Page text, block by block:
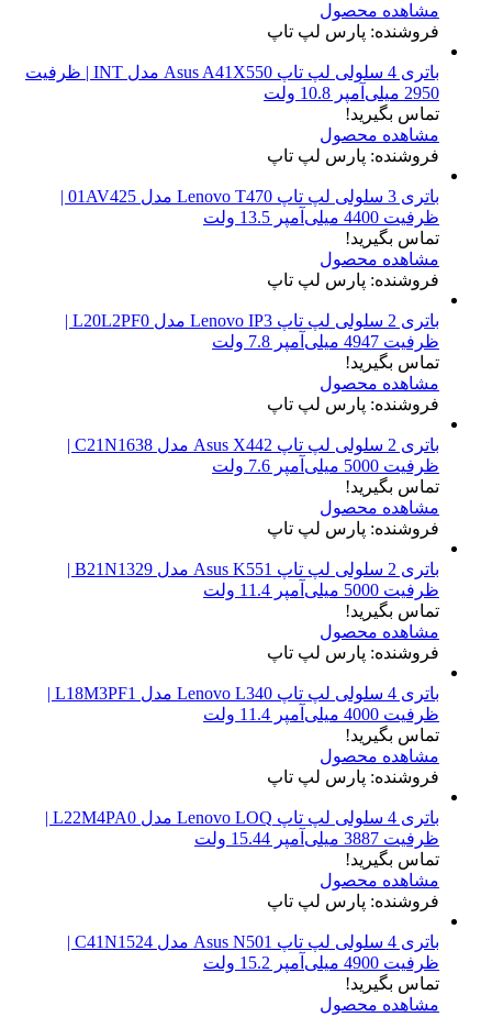
مشاهده محصول
فروشنده: پارس لپ تاپ
باتری 4 سلولی لپ تاپ Asus A41X550 مدل INT | ظرفیت
2950 میلی‌آمپر 10.8 ولت
تماس بگیرید!
مشاهده محصول
فروشنده: پارس لپ تاپ
باتری 3 سلولی لپ تاپ Lenovo T470 مدل 01AV425 |
ظرفیت 4400 میلی‌آمپر 13.5 ولت
تماس بگیرید!
مشاهده محصول
فروشنده: پارس لپ تاپ
باتری 2 سلولی لپ تاپ Lenovo IP3 مدل L20L2PF0 |
ظرفیت 4947 میلی‌آمپر 7.8 ولت
تماس بگیرید!
مشاهده محصول
فروشنده: پارس لپ تاپ
باتری 2 سلولی لپ تاپ Asus X442 مدل C21N1638 |
ظرفیت 5000 میلی‌آمپر 7.6 ولت
تماس بگیرید!
مشاهده محصول
فروشنده: پارس لپ تاپ
باتری 2 سلولی لپ تاپ Asus K551 مدل B21N1329 |
ظرفیت 5000 میلی‌آمپر 11.4 ولت
تماس بگیرید!
مشاهده محصول
فروشنده: پارس لپ تاپ
باتری 4 سلولی لپ تاپ Lenovo L340 مدل L18M3PF1 |
ظرفیت 4000 میلی‌آمپر 11.4 ولت
تماس بگیرید!
مشاهده محصول
فروشنده: پارس لپ تاپ
باتری 4 سلولی لپ تاپ Lenovo LOQ مدل L22M4PA0 |
ظرفیت 3887 میلی‌آمپر 15.44 ولت
تماس بگیرید!
مشاهده محصول
فروشنده: پارس لپ تاپ
باتری 4 سلولی لپ تاپ Asus N501 مدل C41N1524 |
ظرفیت 4900 میلی‌آمپر 15.2 ولت
تماس بگیرید!
مشاهده محصول